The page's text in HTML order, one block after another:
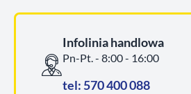
Infolinia handlowa
Pn-Pt. - 8:00 - 16:00
tel: 570 400 088